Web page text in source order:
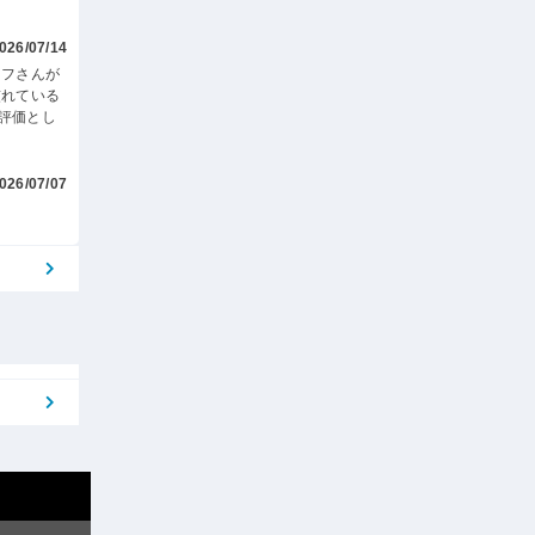
07/14
さんが
ている
価とし
07/07